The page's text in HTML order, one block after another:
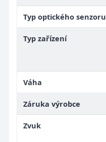
Typ optického senzoru
Typ zařízení
Váha
Záruka výrobce
Zvuk